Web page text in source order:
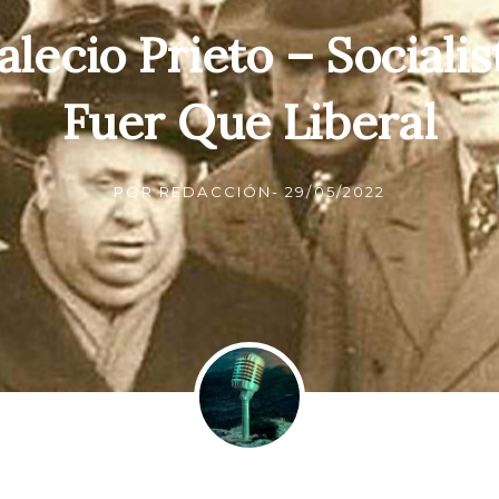
Prieto –
Fuer Que Liberal
PORREDACCIÓN- 29/05/2022